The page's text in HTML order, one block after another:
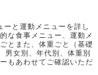
と運動メニューを詳し
な食事メニュー、運動メ
とまた、体重ごと（基礎
男女別、年代別、体重別
もあわせてご確認いただ